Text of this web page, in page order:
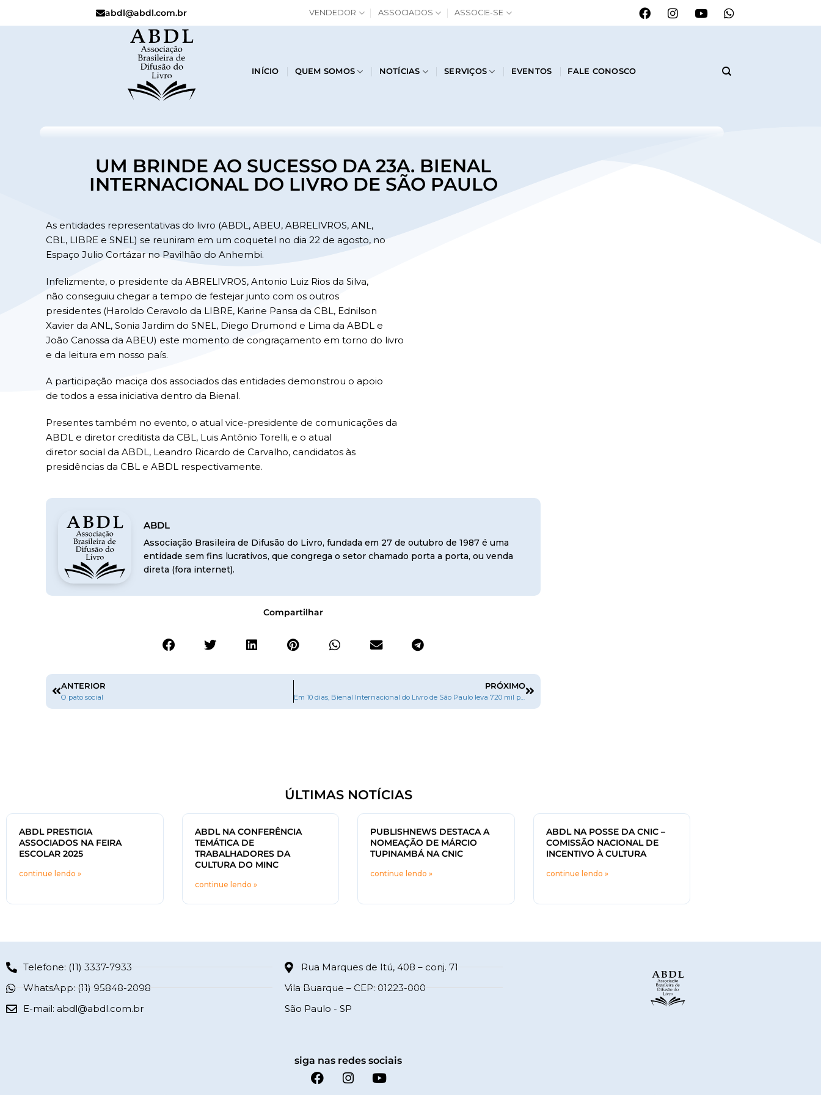
abdl@abdl.com.br VENDEDOR ASSOCIADOS ASSOCIE-SE
INÍCIO QUEM SOMOS NOTÍCIAS SERVIÇOS EVENTOS FALE CONOSCO
UM BRINDE AO SUCESSO DA 23A. BIENAL
INTERNACIONAL DO LIVRO DE SÃO PAULO
As entidades representativas do livro (ABDL, ABEU, ABRELIVROS, ANL,
CBL, LIBRE e SNEL) se reuniram em um coquetel no dia 22 de agosto, no
Espaço Julio Cortázar no Pavilhão do Anhembi.
Infelizmente, o presidente da ABRELIVROS, Antonio Luiz Rios da Silva,
não conseguiu chegar a tempo de festejar junto com os outros
presidentes (Haroldo Ceravolo da LIBRE, Karine Pansa da CBL, Ednilson
Xavier da ANL, Sonia Jardim do SNEL, Diego Drumond e Lima da ABDL e
João Canossa da ABEU) este momento de congraçamento em torno do livro
e da leitura em nosso país.
A participação maciça dos associados das entidades demonstrou o apoio
de todos a essa iniciativa dentro da Bienal.
Presentes também no evento, o atual vice-presidente de comunicações da
ABDL e diretor creditista da CBL, Luis Antônio Torelli, e o atual
diretor social da ABDL, Leandro Ricardo de Carvalho, candidatos às
presidências da CBL e ABDL respectivamente.
ABDL
Associação Brasileira de Difusão do Livro, fundada em 27 de outubro de 1987 é uma
entidade sem fins lucrativos, que congrega o setor chamado porta a porta, ou venda
direta (fora internet).
Compartilhar
ANTERIOR
O pato social
PRÓXIMO
Em 10 dias, Bienal Internacional do Livro de São Paulo leva 720 mil pessoas ao pavilhão do Anhembi
ÚLTIMAS NOTÍCIAS
ABDL PRESTIGIA
ASSOCIADOS NA FEIRA
ESCOLAR 2025
continue lendo »
ABDL NA CONFERÊNCIA
TEMÁTICA DE
TRABALHADORES DA
CULTURA DO MINC
continue lendo »
PUBLISHNEWS DESTACA A
NOMEAÇÃO DE MÁRCIO
TUPINAMBÁ NA CNIC
continue lendo »
ABDL NA POSSE DA CNIC –
COMISSÃO NACIONAL DE
INCENTIVO À CULTURA
continue lendo »
Telefone: (11) 3337-7933
WhatsApp: (11) 95848-2098
E-mail: abdl@abdl.com.br
Rua Marques de Itú, 408 – conj. 71
Vila Buarque – CEP: 01223-000
São Paulo - SP
siga nas redes sociais